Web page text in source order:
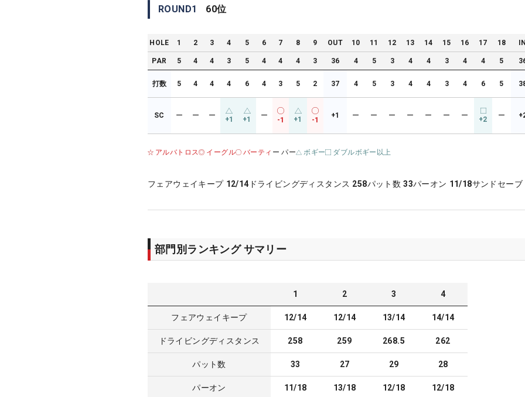
ROUND1 60位
HOLE 1 2 3 4 5 6 7 8 9 OUT 10 11 12 13 14 15 16 17 18
PAR 5 4 4 3 5 4 4 4 3 36 4 5 3 4 4 3 4 4 5
打数 5 4 4 4 6 4 3 5 2 37 4 5 3 4 4 3 4 6 5
SC ー ー ー +1 +1 ー
-1 +1 -1
+1 ー ー ー ー ー ー ー +2 ー
アルバトロス イーグル バーティ ー パー ボギー ダブルボギー以上
フェアウェイキープ 12/14 ドライビングディスタンス 258パット数 33パーオン 11/18サンドセーブ
部門別ランキング サマリー
1 2 3 4
フェアウェイキープ 12/14 12/14 13/14 14/14
ドライビングディスタンス 258 259 268.5 262
パット数 33 27 29 28
パーオン 11/18 13/18 12/18 12/18